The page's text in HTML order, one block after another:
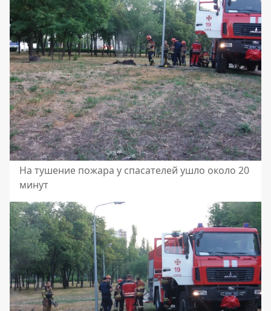
На тушение пожара у спасателей ушло около 20
минут